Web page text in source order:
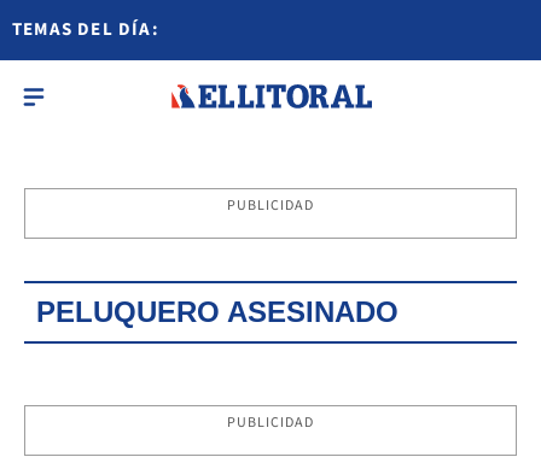
TEMAS DEL DÍA:
PUBLICIDAD
PELUQUERO ASESINADO
PUBLICIDAD